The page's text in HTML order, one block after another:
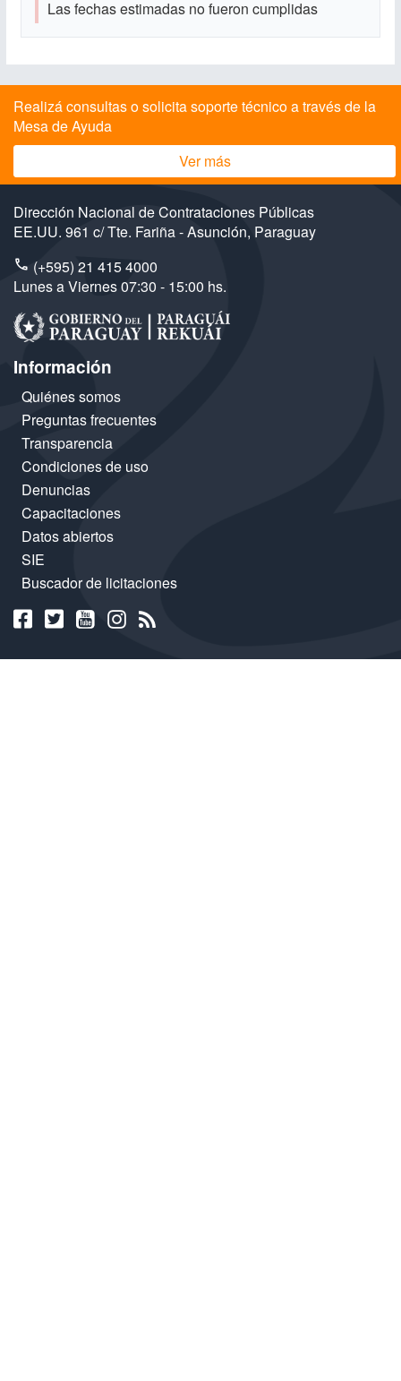
Las fechas estimadas no fueron cumplidas
Realizá consultas o solicita soporte técnico a través de la
Mesa de Ayuda
Ver más
Dirección Nacional de Contrataciones Públicas
EE.UU. 961 c/ Tte. Fariña - Asunción, Paraguay
(+595) 21 415 4000
Lunes a Viernes 07:30 - 15:00 hs.
Información
Quiénes somos
Preguntas frecuentes
Transparencia
Condiciones de uso
Denuncias
Capacitaciones
Datos abiertos
SIE
Buscador de licitaciones